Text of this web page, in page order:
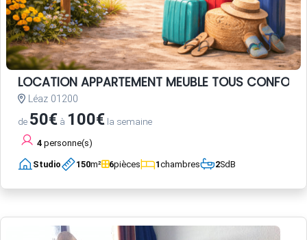
LOCATION APPARTEMENT MEUBLE TOUS CONFORT
Léaz 01200
de 50€ à 100€ la semaine
4 personne(s)
Studio 150m² 6pièces 1chambres 2SdB